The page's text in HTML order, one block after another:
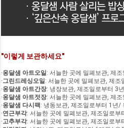
"이렇게 보관하세요"
·옹달샘 아트오일: 서늘한 곳에 밀폐보관, 제
·그린드레싱오일: 서늘한 곳에 밀폐보관, 제
·옹달샘 아트간장: 냉장보관, 제조일로부터 3
·옹달샘 아트젓장: 서늘한 곳에 밀폐보관, 제
·옹달샘 다시팩 : 냉동보관, 제조일로부터 1년/
·연근부각: 서늘한 곳에 밀폐보관, 제조일로
·고추부각: 서늘한 곳에 밀폐보관, 제조일로